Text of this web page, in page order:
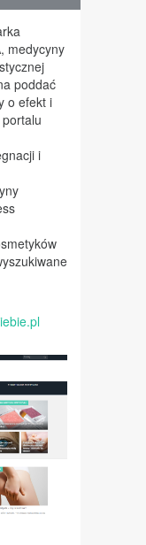
medycyny
poddać
o efekt i
i